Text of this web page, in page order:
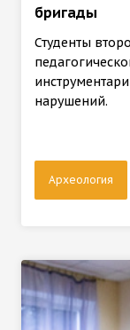
бригады
Студенты
нарушений.
Археология